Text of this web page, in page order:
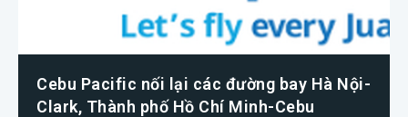
Cebu Pacific nối lại các đường bay Hà Nội-
Clark, Thành phố Hồ Chí Minh-Cebu